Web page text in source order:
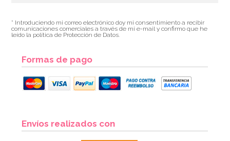
AÑADIR
* Introduciendo mi correo electrónico doy mi consentimiento a recibir
comunicaciones comerciales a través de mi e-mail y confirmo que he
leído la política de Protección de Datos.
Formas de pago
Envíos realizados con